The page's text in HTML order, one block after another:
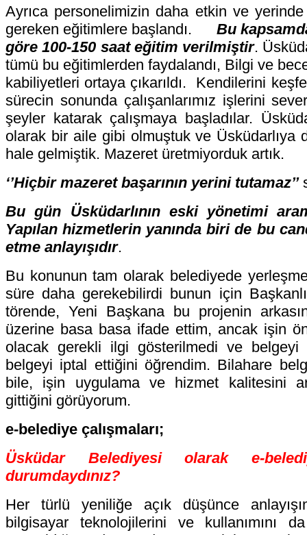
Ayrıca personelimizin daha etkin ve
gereken eğitimlere başlandı. Bu
göre 100-150 saat eğitim verilmiştir.
tümü bu eğitimlerden faydalandı, Bilgi ve
kabiliyetleri ortaya çıkarıldı. Kendilerini
sürecin sonunda çalışanlarımız işlerini
şeyler katarak çalışmaya başladılar.
olarak bir aile gibi olmuştuk ve Üsküdarlıya
hale gelmiştik. Mazeret üretmiyorduk artık.
‘’Hiçbir mazeret başarının yerini tutamaz’’
Bu gün Üsküdarlının eski yönetimi
Yapılan hizmetlerin yanında biri de bu
etme anlayışıdır.
Bu konunun tam olarak belediyede
süre daha gerekebilirdi bunun için
törende, Yeni Başkana bu projenin
üzerine basa basa ifade ettim, ancak işin
olacak gerekli ilgi gösterilmedi ve belgeyi
belgeyi iptal ettiğini öğrendim. Bilahare
bile, işin uygulama ve hizmet kalitesini
gittiğini görüyorum.
e-belediye çalışmaları;
Üsküdar Belediyesi olarak e-
durumdaydınız?
Her türlü yeniliğe açık düşünce
bilgisayar teknolojilerini ve kullanımını